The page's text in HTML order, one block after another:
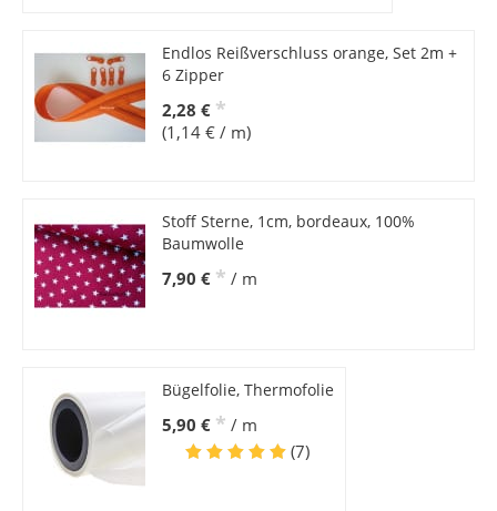
Endlos Reißverschluss orange, Set 2m +
6 Zipper
2,28 € *
(1,14 € / m)
Stoff Sterne, 1cm, bordeaux, 100%
Baumwolle
7,90 € * / m
Bügelfolie, Thermofolie
5,90 € * / m
(7)